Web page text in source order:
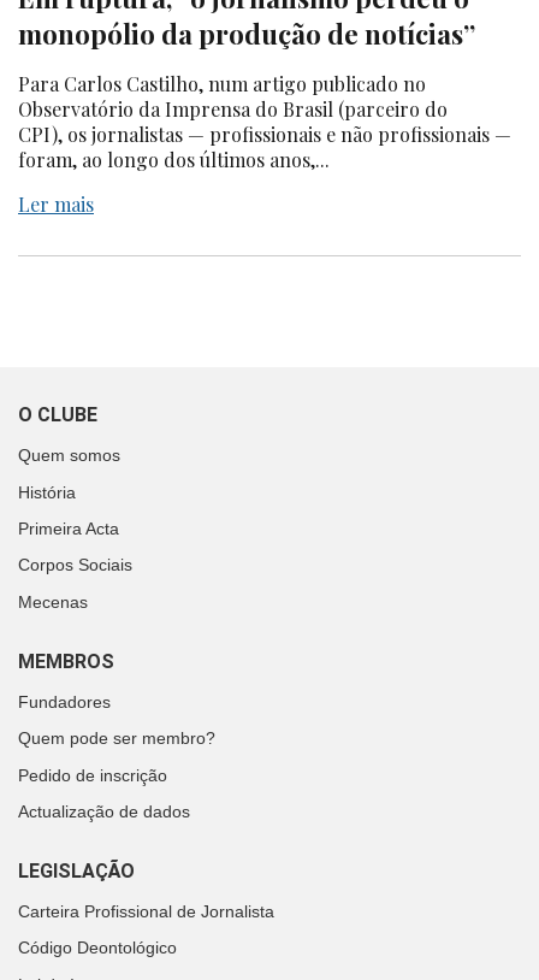
monopólio da produção de notícias”
Para Carlos Castilho, num artigo publicado no
Observatório da Imprensa do Brasil (parceiro do
CPI), os jornalistas — profissionais e não profissionais —
foram, ao longo dos últimos anos,...
Ler mais
O CLUBE
Quem somos
História
Primeira Acta
Corpos Sociais
Mecenas
MEMBROS
Fundadores
Quem pode ser membro?
Pedido de inscrição
Actualização de dados
LEGISLAÇÃO
Carteira Profissional de Jornalista
Código Deontológico